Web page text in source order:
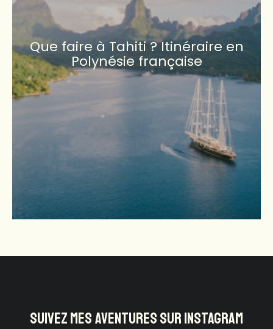
Que faire à Tahiti ? Itinéraire en
Polynésie française
SUIVEZ MES AVENTURES SUR INSTAGRAM